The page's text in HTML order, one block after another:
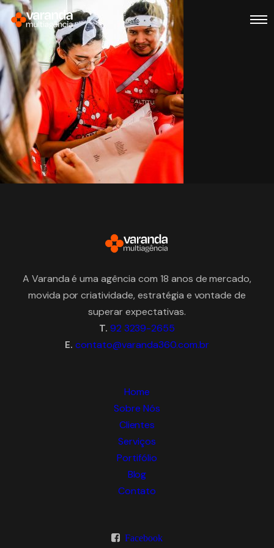
A Varanda é uma agência com 18 anos de mercado,
movida por criatividade, estratégia e vontade de
superar expectativas.
T. 92 3239-2655
E. contato@varanda360.com.br
Home
Sobre Nós
Clientes
Serviços
Portifólio
Blog
Contato
Facebook